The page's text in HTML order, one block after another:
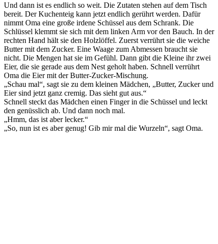
Und dann ist es endlich so weit. Die Zutaten stehen auf dem Tisch
bereit. Der Kuchenteig kann jetzt endlich gerührt werden. Dafür
nimmt Oma eine große irdene Schüssel aus dem Schrank. Die
Schlüssel klemmt sie sich mit dem linken Arm vor den Bauch. In der
rechten Hand hält sie den Holzlöffel. Zuerst verrührt sie die weiche
Butter mit dem Zucker. Eine Waage zum Abmessen braucht sie
nicht. Die Mengen hat sie im Gefühl. Dann gibt die Kleine ihr zwei
Eier, die sie gerade aus dem Nest geholt haben. Schnell verrührt
Oma die Eier mit der Butter-Zucker-Mischung.
„Schau mal“, sagt sie zu dem kleinen Mädchen, „Butter, Zucker und
Eier sind jetzt ganz cremig. Das sieht gut aus.“
Schnell steckt das Mädchen einen Finger in die Schüssel und leckt
den genüsslich ab. Und dann noch mal.
„Hmm, das ist aber lecker.“
„So, nun ist es aber genug! Gib mir mal die Wurzeln“, sagt Oma.